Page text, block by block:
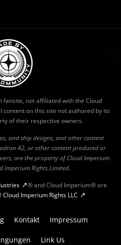
fansite, not affiliated with the Cloud
on this site not authored by its
of their respective owners.
and ship designs, and other content
42, or other content produced or
are the property of Cloud Imperium
Imperium Rights Limited.
® and Cloud Imperium® are
Cloud Imperium Rights LLC
Kontakt Impressum
Link Us